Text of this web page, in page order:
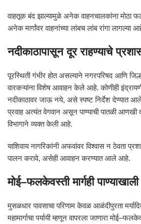
वाहतूक बंद झाल्यामुळे अनेक वाहनचालकांना मोठा
अनेक मार्गांवर वाहनांच्या लांबच लांब रांगा लागल्या
नदीकाठापासून दूर राहण्याचे
पूरस्थिती गंभीर होत असल्याने नगरपरिषद आणि
वारकऱ्यांना विशेष आवाहन केले आहे. कोणीही
नदीकाठावर जाऊ नये, असे स्पष्ट निर्देश देण्यात
प्रवाह अत्यंत वेगवान असून पाण्याची पातळी आणखी
विभागाने व्यक्त केली आहे.
याशिवाय नागरिकांनी अफवांवर विश्वास न ठेवता
पालन करावे, असेही आवाहन करण्यात आले आहे.
मोई–फलकेवस्ती मार्गही पाण्याखाली
मुसळधार पावसाचा परिणाम केवळ आळंदीपुरता
महामार्गाचा पर्यायी म्हणून वापरला जाणारा